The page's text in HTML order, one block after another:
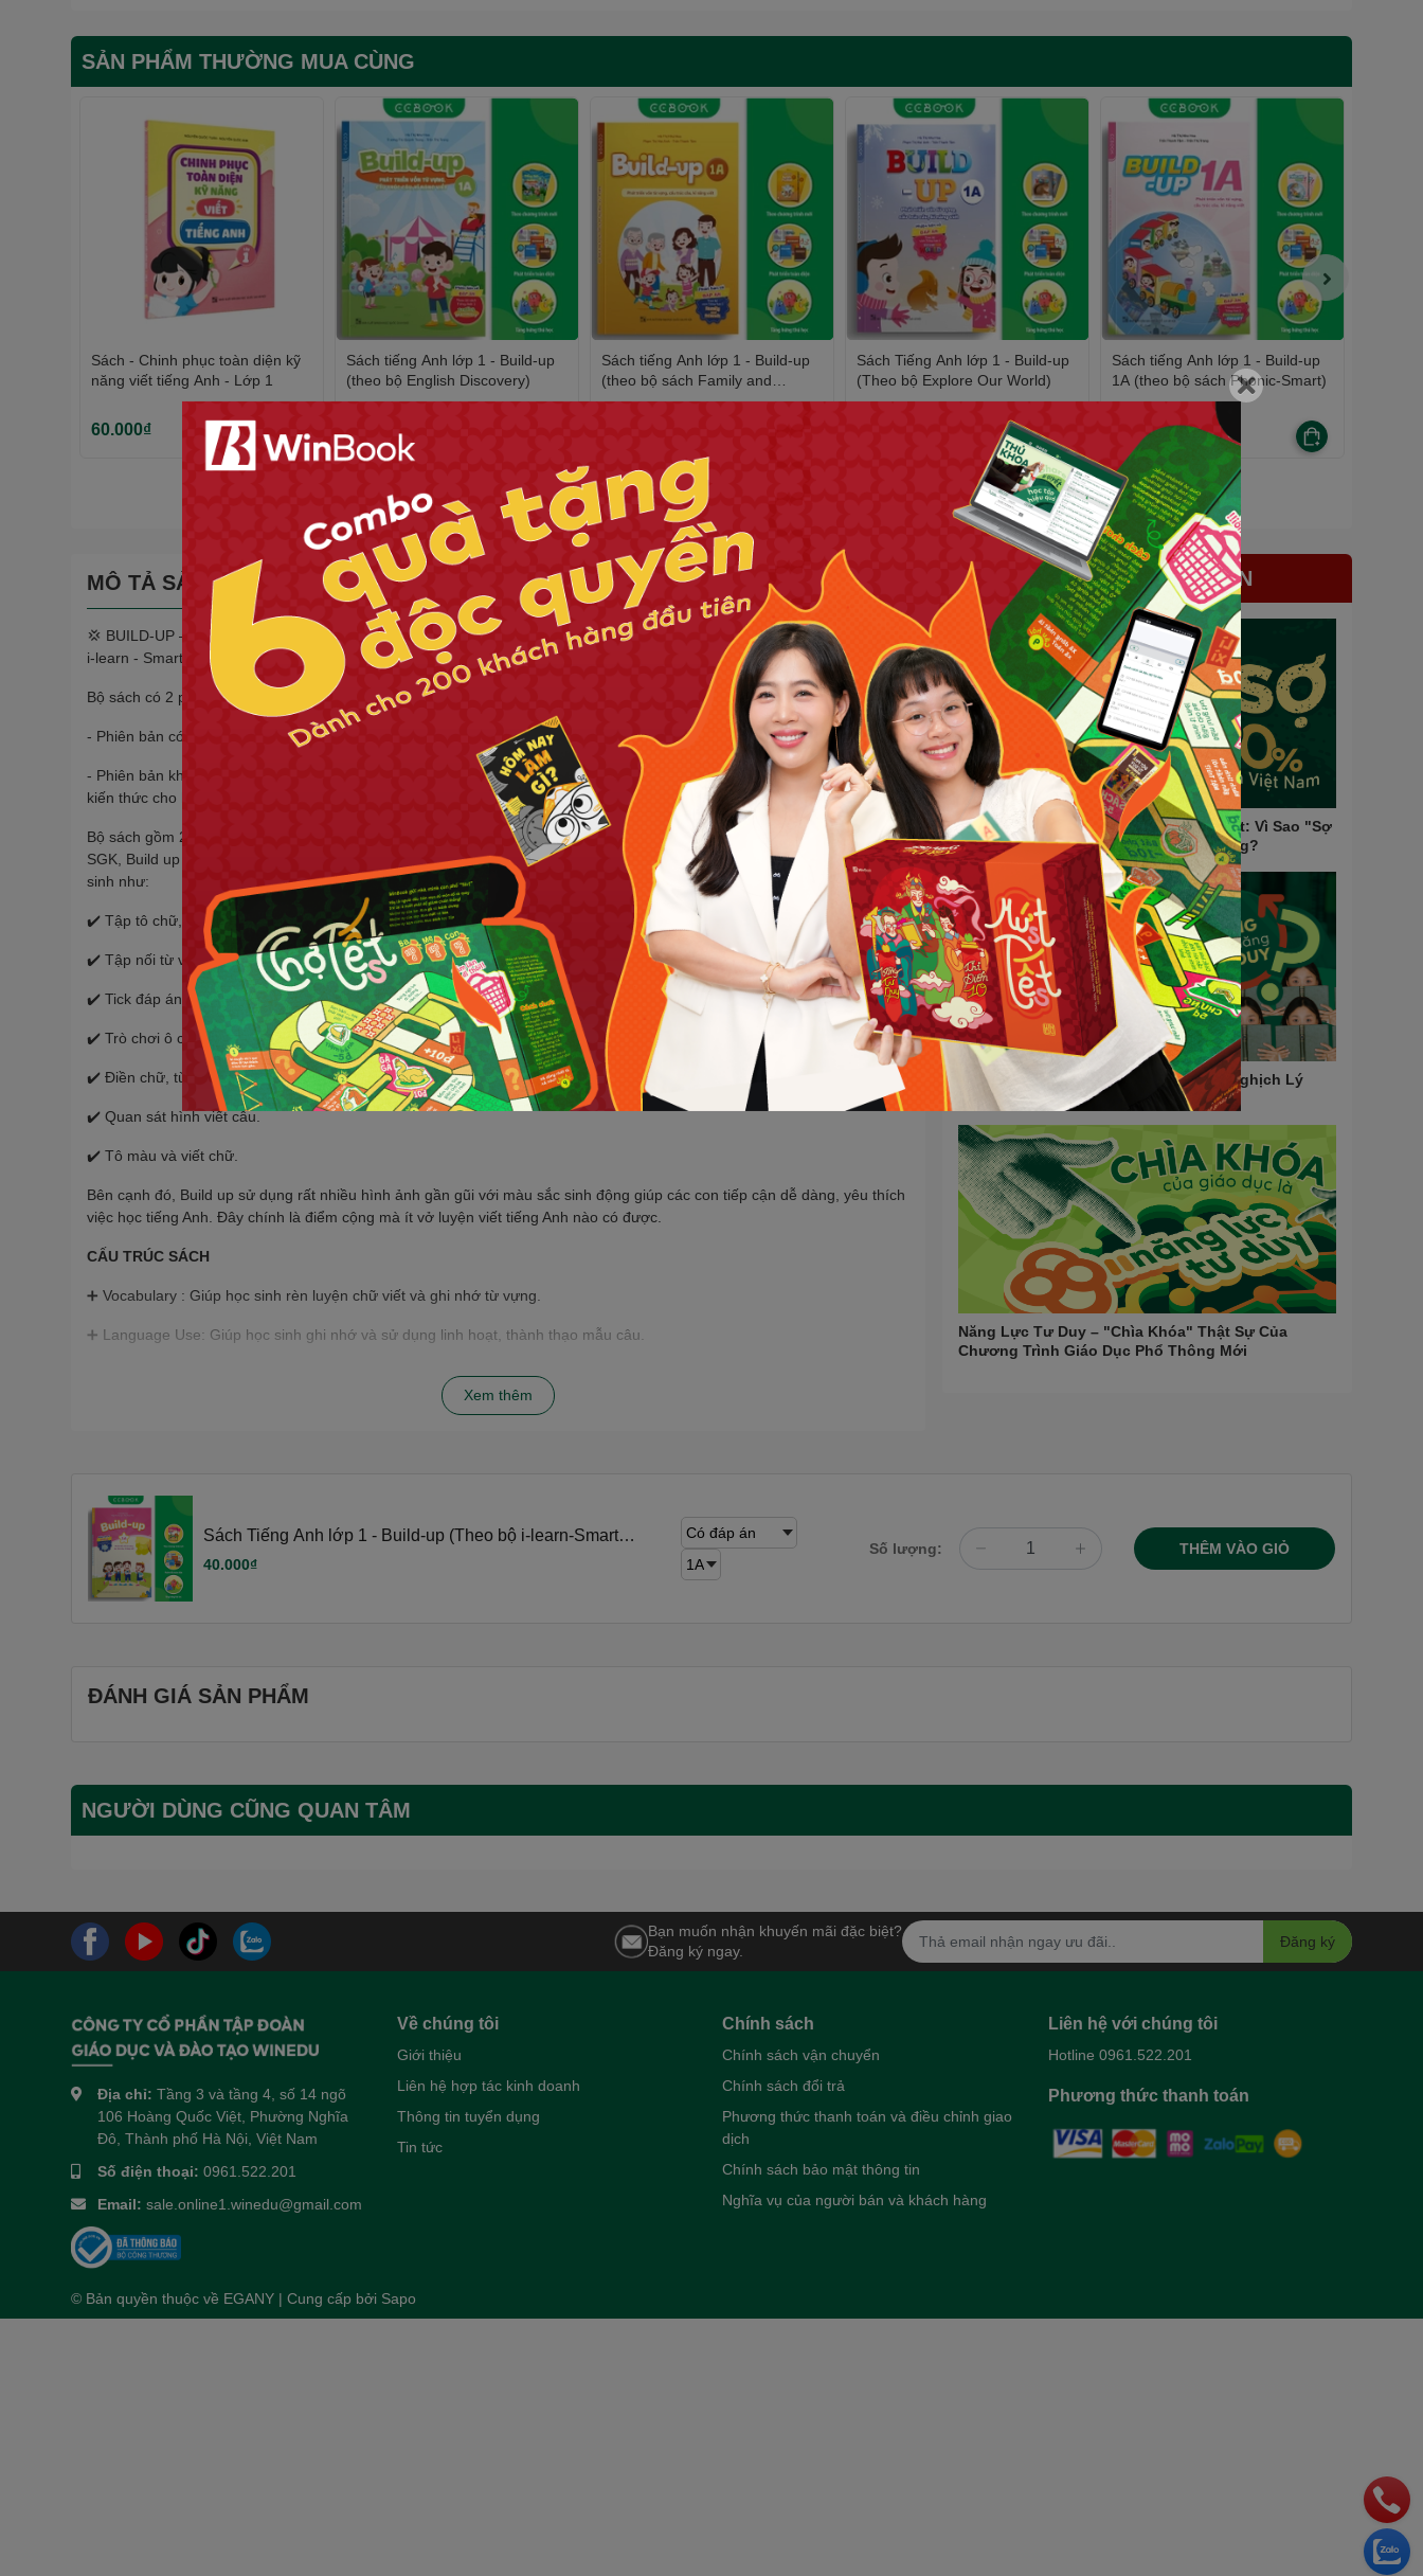
SẢN PHẨM THƯỜNG MUA CÙNG
Sách - Chinh phục toàn diện kỹ
năng viết tiếng Anh - Lớp 1
60.000₫
Sách tiếng Anh lớp 1 - Build-up
(theo bộ English Discovery)
40.000₫
Sách tiếng Anh lớp 1 - Build-up
(theo bộ sách Family and
Friends)
Sách Tiếng Anh lớp 1 - Build-up
(Theo bộ Explore Our World)
Sách tiếng Anh lớp 1 - Build-up
1A (theo bộ sách Phonic-Smart)
40.000₫
Xem tất cả
MÔ TẢ SẢN PHẨM
💢 BUILD-UP – Phát triển toàn diện vốn từ vựng, cấu trúc câu, kĩ năng viết cho học sinh lớp 1 (Theo bộ sách tiếng Anh 1 -
i-learn - Smart start)
Bộ sách có 2 phiên bản:
- Phiên bản có đáp án : Dành cho phụ huynh giúp con luyện tập thêm ở nhà.
- Phiên bản không đáp án: Dành cho giáo viên tham khảo, làm phong phú nguồn bài tập xây dựng bài giảng, nâng cao
kiến thức cho học sinh.
Bộ sách gồm 2 tập (1A và 1B) với nội dung bám sát chương trình học hiện hành của các con trên lớp. Với mỗi Unit trong
SGK, Build up sẽ có các dạng bài tập luyện viết củng cố xen kẽ bài tập mang tính chất trò chơi, để tạo hứng thú cho học
sinh như:
✔️ Tập tô chữ, câu.
✔️ Tập nối từ vựng, câu.
✔️ Tick đáp án đúng.
✔️ Trò chơi ô chữ.
✔️ Điền chữ, từ còn thiếu vào chỗ trống.
✔️ Quan sát hình viết câu.
✔️ Tô màu và viết chữ.
Bên cạnh đó, Build up sử dụng rất nhiều hình ảnh gần gũi với màu sắc sinh động giúp các con tiếp cận dễ dàng, yêu thích
việc học tiếng Anh. Đây chính là điểm cộng mà ít vở luyện viết tiếng Anh nào có được.
CẤU TRÚC SÁCH
➕ Vocabulary : Giúp học sinh rèn luyện chữ viết và ghi nhớ từ vựng.
➕ Language Use: Giúp học sinh ghi nhớ và sử dụng linh hoạt, thành thạo mẫu câu.
Với nội dung đi sâu vào hình thành kĩ năng viết, Build up đã khắc phục được hạn chế của các bộ SGK hiện hành mới chỉ
💢 Hãy cùng Build up phát triển toàn diện năng lực tiếng Anh cho học sinh lớp 1. #sach #sachthamkhao #sachluyenthi
#sachlopmot #sachtieuhoc #sachtienganh #sachbaitap #buildupphattrienvontuvungcautruccaukinangviet
#buildup1Bcodapan #ilearnsmartstart #phatrienvontuvung #cautruccau #kinangviet #ccbook #kiemtra #onthihocki
Xem thêm
BÀI VIẾT LIÊN QUAN
Nỗi Sợ Lớn Nhất của 90% Học Sinh Việt: Vì Sao "Sợ
Sai" Lại Là Tư Duy Cản Trở Thành Công?
Học Càng Nhiều, Tư Duy Càng Kém? Nghịch Lý
Giáo Dục Mà Phụ Huynh Việt Cần Biết
Năng Lực Tư Duy – "Chìa Khóa" Thật Sự Của
Chương Trình Giáo Dục Phổ Thông Mới
Sách Tiếng Anh lớp 1 - Build-up (Theo bộ i-learn-Smart
Start)
40.000₫
Số lượng: THÊM VÀO GIỎ
ĐÁNH GIÁ SẢN PHẨM
NGƯỜI DÙNG CŨNG QUAN TÂM
Bạn muốn nhận khuyến mãi đặc biệt?
Đăng ký ngay.
Đăng ký
Địa chỉ: Tầng 3 và tầng 4, số 14 ngõ
106 Hoàng Quốc Việt, Phường Nghĩa
Đô, Thành phố Hà Nội, Việt Nam
Số điện thoại: 0961.522.201
Email: sale.online1.winedu@gmail.com
Về chúng tôi
Giới thiệu
Liên hệ hợp tác kinh doanh
Thông tin tuyển dụng
Tin tức
Chính sách
Chính sách vận chuyển
Chính sách đổi trả
Phương thức thanh toán và điều chỉnh giao
dịch
Chính sách bảo mật thông tin
Nghĩa vụ của người bán và khách hàng
Liên hệ với chúng tôi
Hotline 0961.522.201
Phương thức thanh toán
© Bản quyền thuộc về EGANY | Cung cấp bởi Sapo